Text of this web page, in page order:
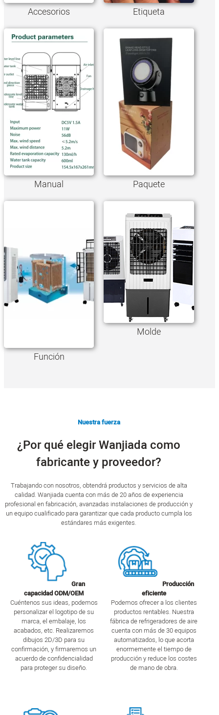
Accesorios Etiqueta
Manual Paquete
Función
Molde
Nuestra fuerza
¿Por qué elegir Wanjiada como
fabricante y proveedor?
Trabajando con nosotros, obtendrá productos y servicios de alta
calidad. Wanjiada cuenta con más de 20 años de experiencia
profesional en fabricación, avanzadas instalaciones de producción y
un equipo cualificado para garantizar que cada producto cumpla los
estándares más exigentes.
Gran
capacidad ODM/OEM
Cuéntenos sus ideas, podemos
personalizar el logotipo de su
marca, el embalaje, los
acabados, etc. Realizaremos
dibujos 2D/3D para su
confirmación, y firmaremos un
acuerdo de confidencialidad
para proteger su diseño.
Producción
eficiente
Podemos ofrecer a los clientes
productos rentables. Nuestra
fábrica de refrigeradores de aire
cuenta con más de 30 equipos
automatizados, lo que acorta
enormemente el tiempo de
producción y reduce los costes
de mano de obra.